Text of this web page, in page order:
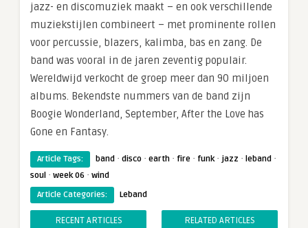
jazz- en discomuziek maakt – en ook verschillende
muziekstijlen combineert – met prominente rollen
voor percussie, blazers, kalimba, bas en zang. De
band was vooral in de jaren zeventig populair.
Wereldwijd verkocht de groep meer dan 90 miljoen
albums. Bekendste nummers van de band zijn
Boogie Wonderland, September, After the Love has
Gone en Fantasy.
Article Tags: band · disco · earth · fire · funk· jazz · leband ·
soul · week 06 · wind
Article Categories:
Leband
RECENT ARTICLES RELATED ARTICLES